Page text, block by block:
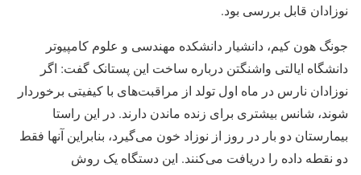
نوزادان قابل بررسی بود.
جونگ هون کیم، دانشیار دانشکده مهندسی و علوم کامپیوتر
دانشگاه ایالتی واشنگتن درباره ساخت این پستانک گفت: اگر
نوزادان نارس در ماه اول تولد از مراقبت‌های با کیفیتی برخوردار
شوند، شانس بیشتری برای زنده ماندن دارند. در این راستا
بیمارستان دو بار در روز از نوزاد خون می‌گیرد، بنابراین آنها فقط
دو نقطه داده را دریافت می‌کنند. این دستگاه یک روش